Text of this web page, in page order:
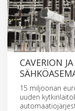
CAVERION
15 miljoonan
uuden